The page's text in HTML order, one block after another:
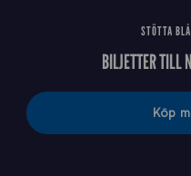
STÖTTA
BILJETTER TILL
Köp